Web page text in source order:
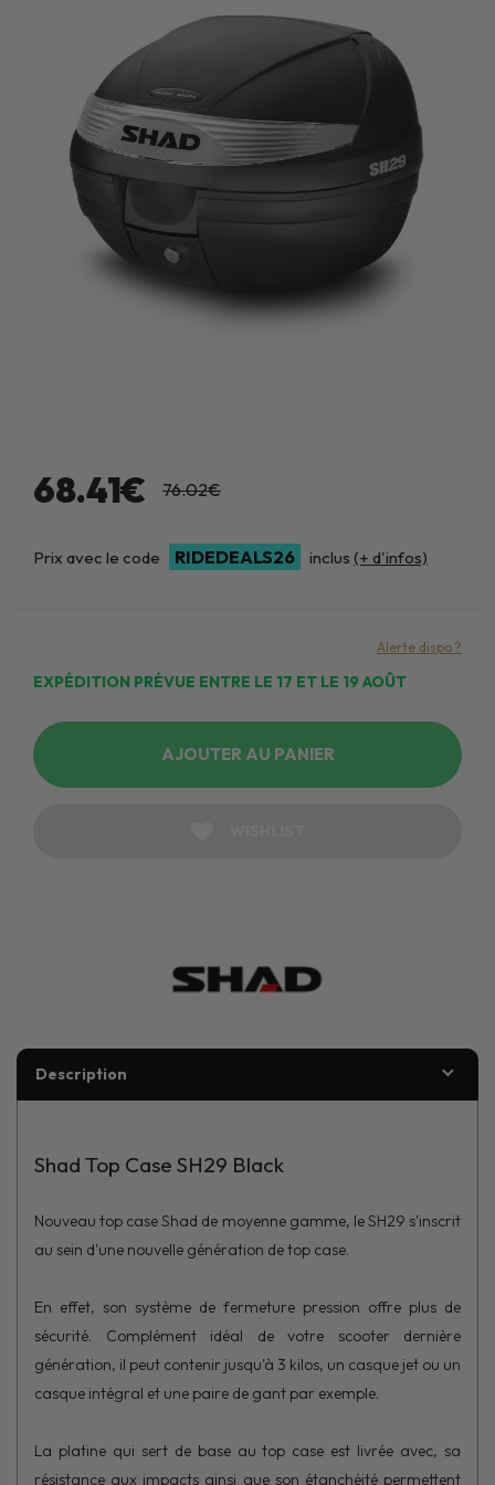
68.41€ 76.02€
Prix avec le code RIDEDEALS26 inclus (+ d'infos)
EXPÉDITION PRÉVUE ENTRE LE 17 ET LE 19 AOÛT
Alerte dispo ?
AJOUTER AU PANIER
Description
Shad Top Case SH29 Black
Nouveau top case Shad de moyenne gamme, le SH29 s'inscrit
au sein d'une nouvelle génération de top case.
En effet, son système de fermeture pression offre plus de
sécurité. Complément idéal de votre scooter dernière
génération, il peut contenir jusqu'à 3 kilos, un casque jet ou un
casque intégral et une paire de gant par exemple.
La platine qui sert de base au top case est livrée avec, sa
résistance aux impacts ainsi que son étanchéité permettent